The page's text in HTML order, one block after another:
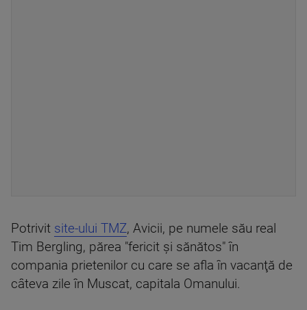
Potrivit site-ului TMZ, Avicii, pe numele său real
Tim Bergling, părea "fericit şi sănătos" în
compania prietenilor cu care se afla în vacanţă de
câteva zile în Muscat, capitala Omanului.